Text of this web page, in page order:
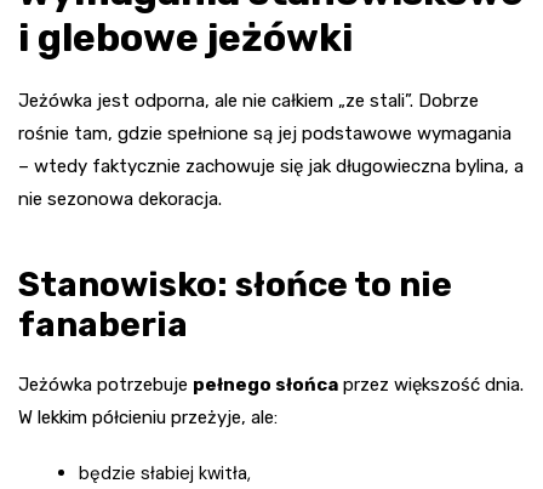
i glebowe jeżówki
Jeżówka jest odporna, ale nie całkiem „ze stali”. Dobrze
rośnie tam, gdzie spełnione są jej podstawowe wymagania
– wtedy faktycznie zachowuje się jak długowieczna bylina, a
nie sezonowa dekoracja.
Stanowisko: słońce to nie
fanaberia
Jeżówka potrzebuje pełnego słońca przez większość dnia.
W lekkim półcieniu przeżyje, ale:
będzie słabiej kwitła,